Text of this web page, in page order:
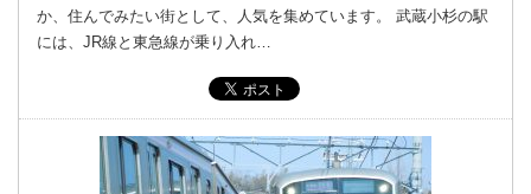
か、住んでみたい街として、人気を集めています。 武蔵小杉の駅
には、JR線と東急線が乗り入れ…